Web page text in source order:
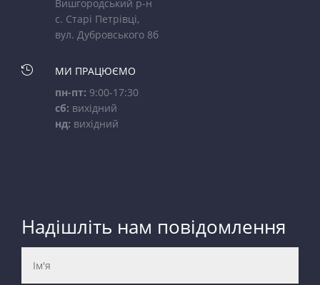
Вишгородський р-н
с. Старі Петрівці,
вул. Дубровського 8б

МИ ПРАЦЮЄМО
пн-пт: 9:00-17:30
сб: вихідний
нд: вихідний
Надішліть нам повідомлення